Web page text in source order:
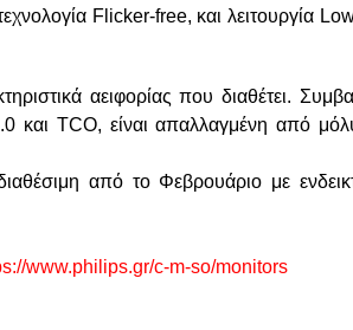
Flicker-free, και λειτουργία
αειφορίας που διαθέτει.
και TCO, είναι απαλλαγμένη από
από το Φεβρουάριο με
www.philips.gr/c-m-so/monitors